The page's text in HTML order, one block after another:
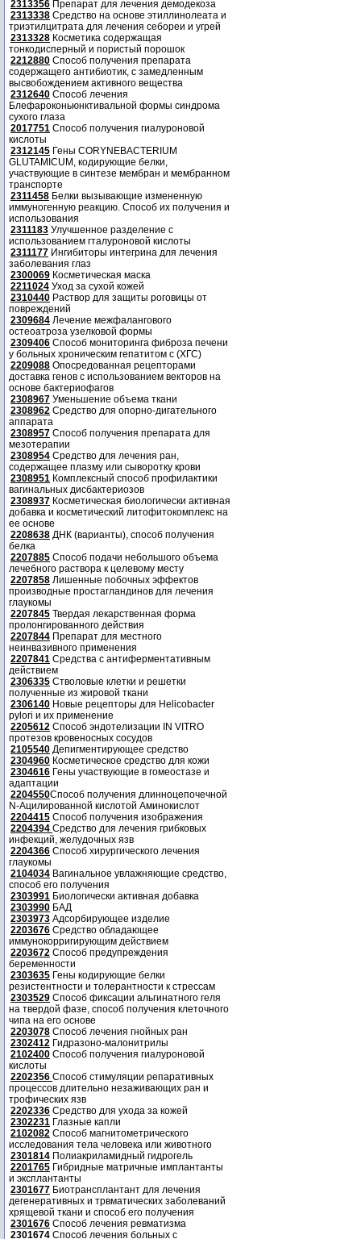
2313356 Препарат для лечения демодекоза
2313338 Средство на основе этиллинолеата и
триэтилцитрата для лечения себореи и угрей
2313328 Косметика содержащая
тонкодисперный и пористый порошок
2212880 Способ получения препарата
содержащего антибиотик, с замедленным
высвобождением активного вещества
2312640 Способ лечения
Блефароконьюнктивальной формы синдрома
сухого глаза
2017751 Способ получения гиалуроновой
кислоты
2312145 Гены CORYNEBACTERIUM
GLUTAMICUM, кодирующие белки,
участвующие в синтезе мембран и мембранном
транспорте
2311458 Белки вызывающие измененную
иммуногенную реакцию. Способ их получения и
использования
2311183 Улучшенное разделение с
использованием гталуроновой кислоты
2311177 Ингибиторы интегрина для лечения
заболевания глаз
2300069 Косметическая маска
2211024 Уход за сухой кожей
2310440 Раствор для защиты роговицы от
повреждений
2309684 Лечение межфалангового
остеоатроза узелковой формы
2309406 Способ мониторинга фиброза печени
у больных хроническим гепатитом с (ХГС)
2209088 Опосредованная рецепторами
доставка генов с использованием векторов на
основе бактериофагов
2308967 Уменьшение объема ткани
2308962 Средство для опорно-дигательного
аппарата
2308957 Способ получения препарата для
мезотерапии
2308954 Средство для лечения ран,
содержащее плазму или сыворотку крови
2308951 Комплексный способ профилактики
вагинальных дисбактериозов
2308937 Косметическая биологически активная
добавка и косметический литофитокомплекс на
ее основе
2208638 ДНК (варианты), способ получения
белка
2207885 Способ подачи небольшого объема
лечебного раствора к целевому месту
2207858 Лишенные побочных эффектов
производные простагландинов для лечения
глаукомы
2207845 Твердая лекарственная форма
пролонгированного действия
2207844 Препарат для местного
неинвазивного применения
2207841 Средства с антиферментативным
действием
2306335 Стволовые клетки и решетки
полученные из жировой ткани
2306140 Новые рецепторы для Helicobacter
pylori и их применение
2205612 Способ эндотелизации IN VITRO
протезов кровеносных сосудов
2105540 Депигментирующее средство
2304960 Косметическое средство для кожи
2304616 Гены участвующие в гомеостазе и
адаптации
2204550Способ получения длинноцепочечной
N-Ацилированной кислотой Аминокислот
2204415 Способ получения изображения
2204394 Средство для лечения грибковых
инфекций, желудочных язв
2204366 Способ хирургического лечения
глаукомы
2104034 Вагинальное увлажняющие средство,
способ его получения
2303991 Биологически активная добавка
2303990 БАД
2303973 Адсорбирующее изделие
2203676 Средство обладающее
иммунокорригирующим действием
2203672 Способ предупреждения
беременности
2303635 Гены кодирующие белки
резистентности и толерантности к стрессам
2303529 Способ фиксации альгинатного геля
на твердой фазе, способ получения клеточного
чипа на его основе
2203078 Способ лечения гнойных ран
2302412 Гидразоно-малонитрилы
2102400 Способ получения гиалуроновой
кислоты
2202356 Способ стимуляции репаративных
процессов длительно незаживающих ран и
трофических язв
2202336 Средство для ухода за кожей
2302231 Глазные капли
2102082 Способ магнитометрического
исследования тела человека или животного
2301814 Полиакриламидный гидрогель
2201765 Гибридные матричные имплантанты
и эксплантанты
2301677 Биотрансплантант для лечения
дегенеративных и трвматических заболеваний
хрящевой ткани и способ его получения
2301676 Способ лечения ревматизма
2301674 Способ лечения больных с